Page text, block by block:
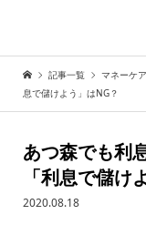
記事一覧 マネーケア
息で儲けよう」はNG？
あつ森でも利
「利息で儲け
2020.08.18